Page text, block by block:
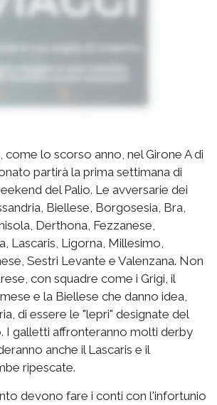
come lo scorso anno, nel Girone A di
partirà la prima settimana di
del Palio. Le avversarie dei
Biellese, Borgosesia, Bra,
Derthona, Fezzanese,
Lascaris, Ligorna, Millesimo,
Sestri Levante e Valenzana. Non
con squadre come i Grigi, il
e la Biellese che danno idea,
di essere le "lepri" designate del
I galletti affronteranno molti derby
anche il Lascaris e il
ripescate.
devono fare i conti con l'infortunio